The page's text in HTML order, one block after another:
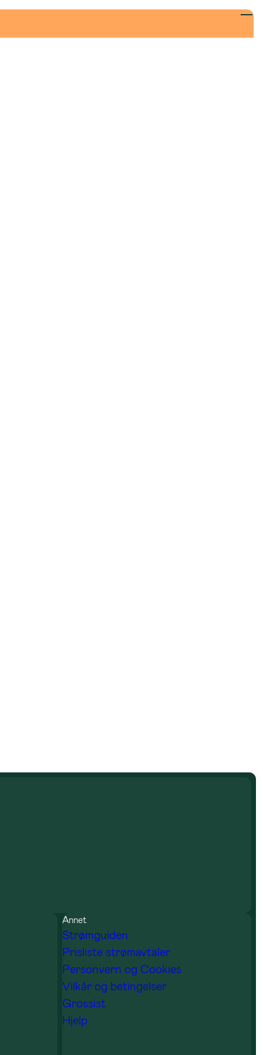
Annet
Strømguiden
Prisliste strømavtaler
Personvern og Cookies
Vilkår og betingelser
Grossist
Hjelp